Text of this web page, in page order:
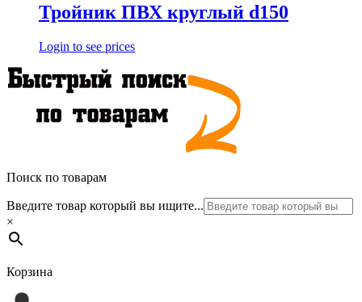
Тройник ПВХ круглый d150
Login to see prices
Поиск по товарам
Введите товар который вы ищите...
×
Корзина